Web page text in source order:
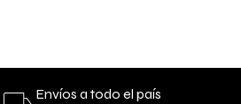
Envíos a todo el país